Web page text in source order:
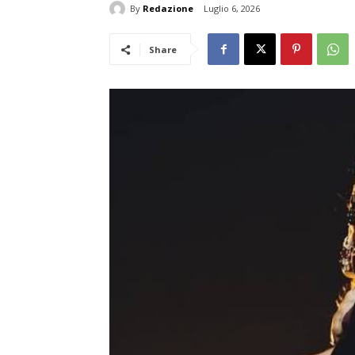
By Redazione Luglio 6, 2026
Share